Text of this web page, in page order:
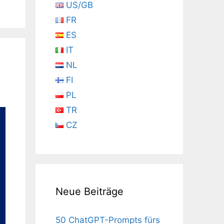
US/GB
FR
ES
IT
NL
FI
PL
TR
CZ
Neue Beiträge
50 ChatGPT-Prompts fürs